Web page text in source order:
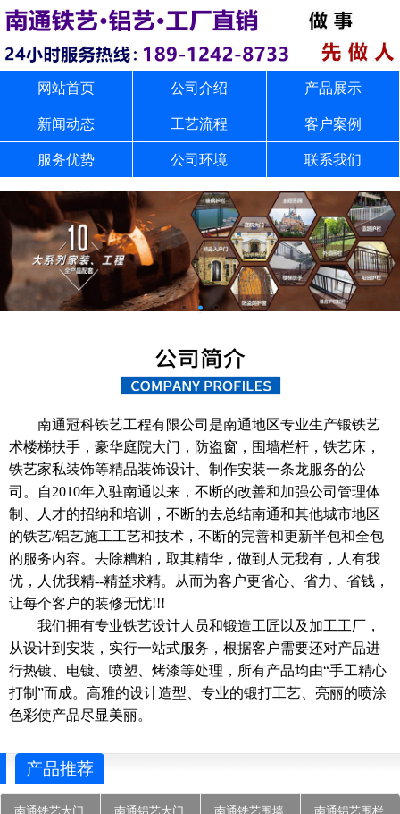
网站首页 公司介绍 产品展示
新闻动态 工艺流程 客户案例
服务优势 公司环境 联系我们
南通冠科铁艺工程有限公司是南通地区专业生产锻铁艺
术楼梯扶手，豪华庭院大门，防盗窗，围墙栏杆，铁艺床，
铁艺家私装饰等精品装饰设计、制作安装一条龙服务的公
司。自2010年入驻南通以来，不断的改善和加强公司管理体
制、人才的招纳和培训，不断的去总结南通和其他城市地区
的铁艺/铝艺施工工艺和技术，不断的完善和更新半包和全包
的服务内容。去除糟粕，取其精华，做到人无我有，人有我
优，人优我精--精益求精。从而为客户更省心、省力、省钱，
让每个客户的装修无忧!!!
我们拥有专业铁艺设计人员和锻造工匠以及加工工厂，
从设计到安装，实行一站式服务，根据客户需要还对产品进
行热镀、电镀、喷塑、烤漆等处理，所有产品均由“手工精心
打制”而成。高雅的设计造型、专业的锻打工艺、亮丽的喷涂
色彩使产品尽显美丽。
产品推荐